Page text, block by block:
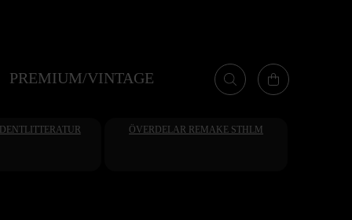
PREMIUM/VINTAGE
ÖVERDELAR REMAKE STHLM